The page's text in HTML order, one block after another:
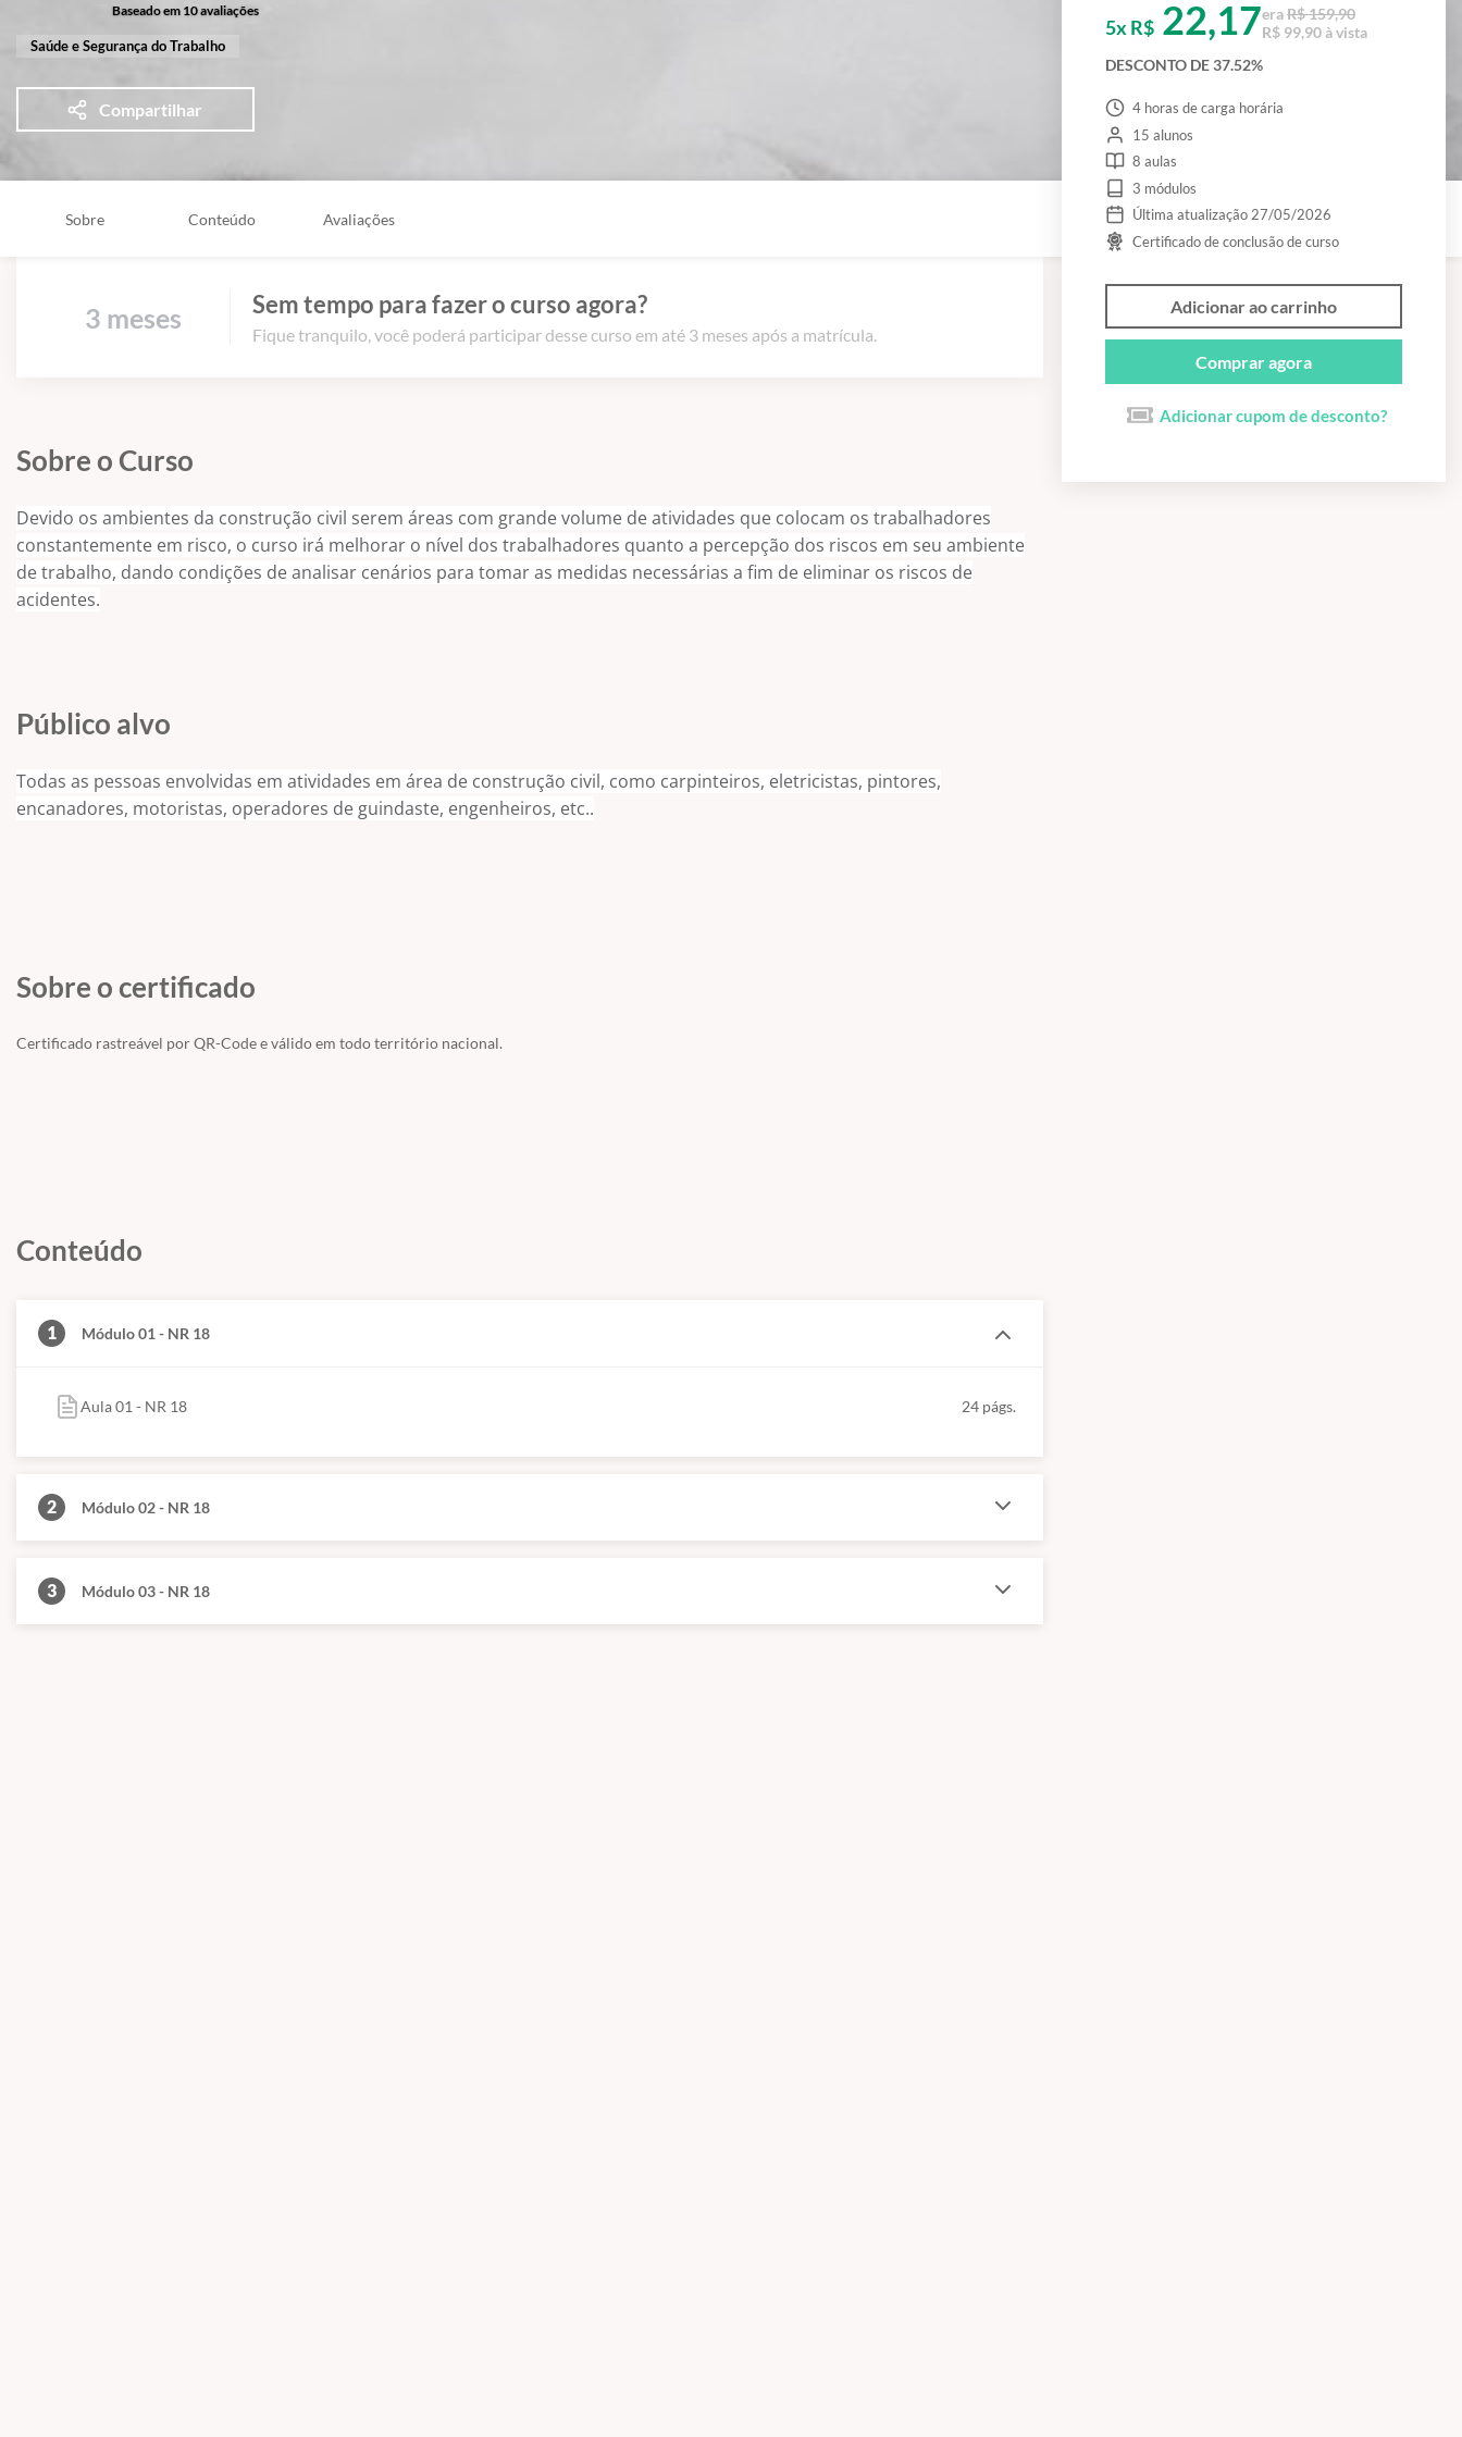
Baseado em 10 avaliações
Saúde e Segurança do Trabalho
Compartilhar
Sobre Conteúdo Avaliações
3 meses Sem tempo para fazer o curso agora?
Fique tranquilo, você poderá participar desse curso em até 3 meses após a matrícula.
Sobre o Curso
Devido os ambientes da construção civil serem áreas com grande volume de atividades que colocam os trabalhadores
constantemente em risco, o curso irá melhorar o nível dos trabalhadores quanto a percepção dos riscos em seu ambiente
de trabalho, dando condições de analisar cenários para tomar as medidas necessárias a fim de eliminar os riscos de
acidentes.
Público alvo
Todas as pessoas envolvidas em atividades em área de construção civil, como carpinteiros, eletricistas, pintores,
encanadores, motoristas, operadores de guindaste, engenheiros, etc..
Sobre o certificado
Certificado rastreável por QR-Code e válido em todo território nacional.
Conteúdo
1 Módulo 01 - NR 18
Aula 01 - NR 18 24 págs.
2 Módulo 02 - NR 18
3 Módulo 03 - NR 18
5x R$ 22,17eraR$ 159,90
R$ 99,90 à vista
DESCONTO DE 37.52%
4 horas de carga horária
15 alunos
8 aulas
3 módulos
Última atualização 27/05/2026
Certificado de conclusão de curso
Adicionar ao carrinho
Comprar agora
Adicionar cupom de desconto?